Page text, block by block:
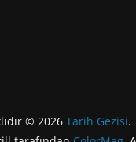
© 2026 Tarih Gezisi.